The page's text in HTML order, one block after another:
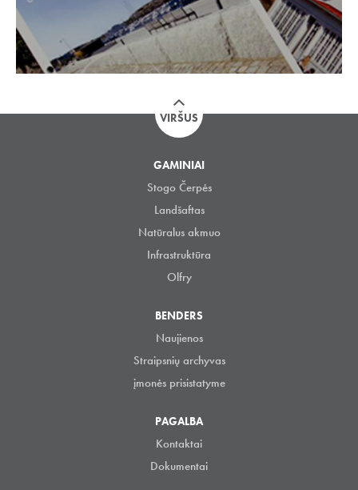
VIRŠUS
GAMINIAI
Stogo Čerpės
Landšaftas
Natūralus akmuo
Infrastruktūra
Olfry
BENDERS
Naujienos
Straipsnių archyvas
įmonės prisistatyme
PAGALBA
Kontaktai
Dokumentai